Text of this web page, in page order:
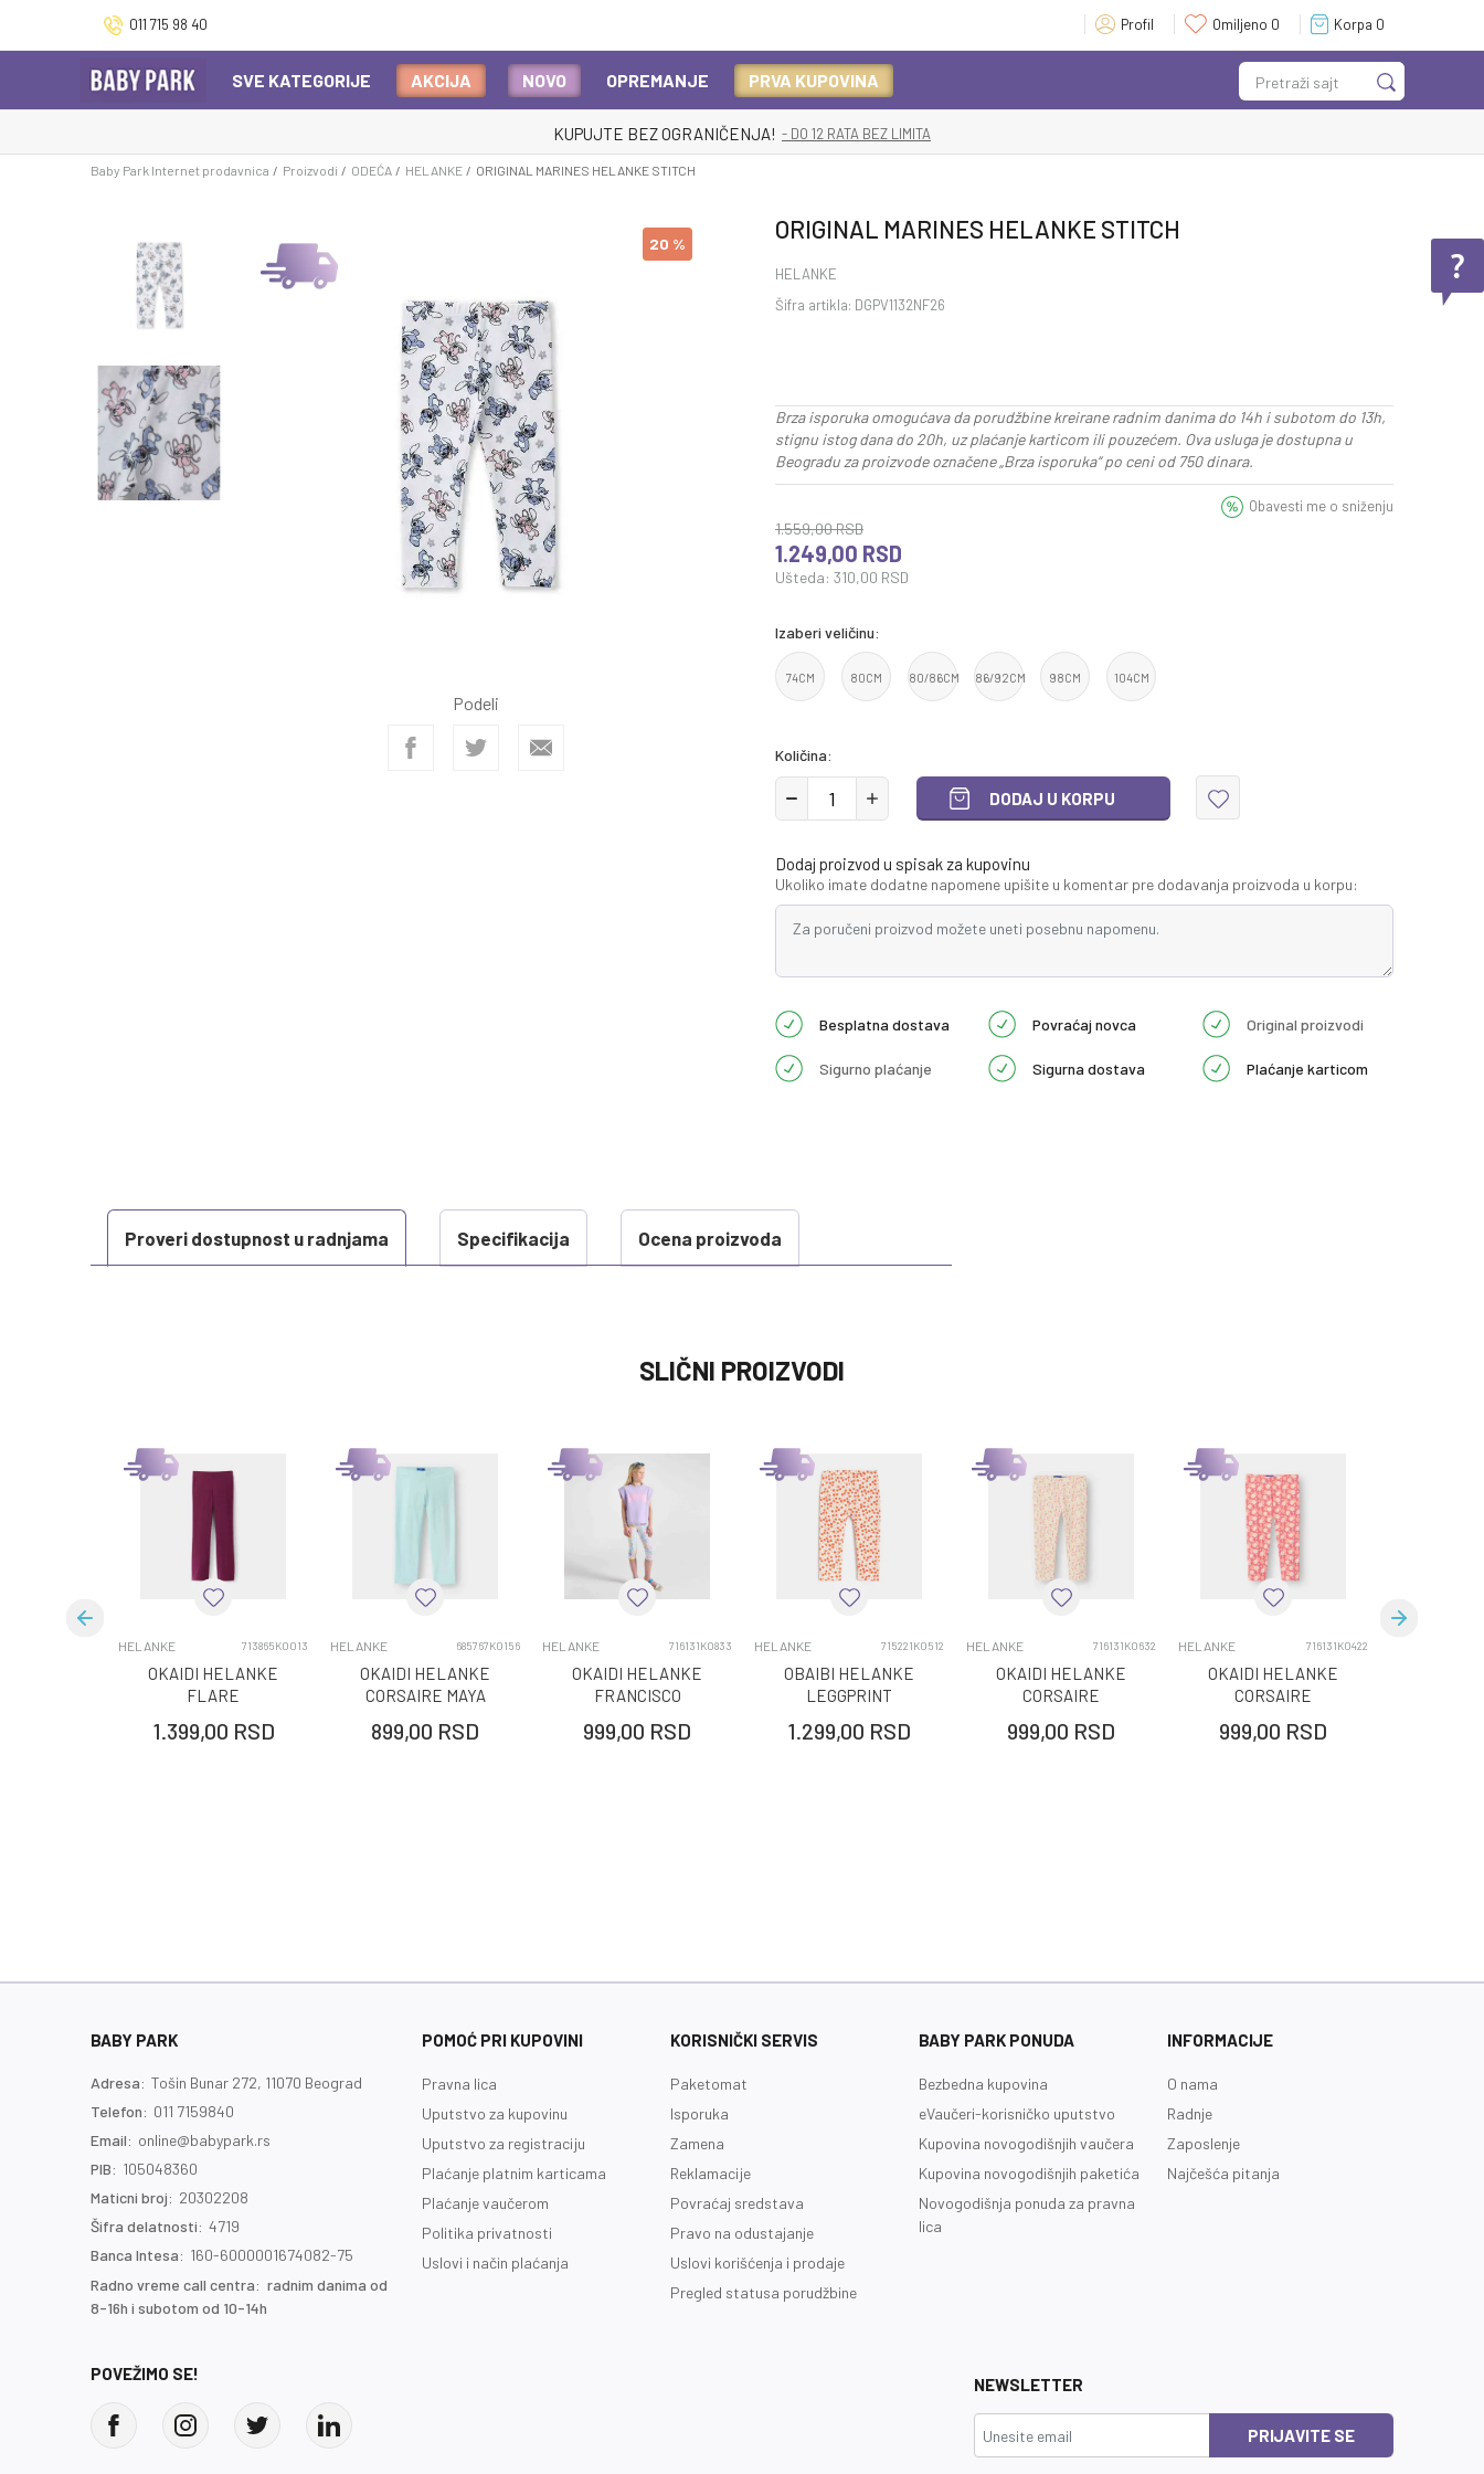
011 715 98 40 Profil Omiljeno 0 Korpa 0
Pretraži sajt
SVE KATEGORIJE AKCIJA NOVO OPREMANJE PRVA KUPOVINA
KUPUJTE BEZ OGRANIČENJA! - DO 12 RATA BEZ LIMITA
Baby Park Internet prodavnica Proizvodi ODEĆA HELANKE ORIGINAL MARINES HELANKE STITCH
20 %
Podeli
ORIGINAL MARINES HELANKE STITCH
HELANKE
Šifra artikla: DGPV1132NF26
Brza isporuka omogućava da porudžbine kreirane radnim danima do 14h i subotom do 13h,
stignu istog dana do 20h, uz plaćanje karticom ili pouzećem. Ova usluga je dostupna u
Beogradu za proizvode označene „Brza isporuka“ po ceni od 750 dinara.
1.559,00RSD
1.249,00 RSD
Ušteda: 310,00 RSD
Obavesti me o sniženju
Izaberi veličinu:
74CM 80CM 80/86CM 86/92CM 98CM 104CM
Količina:
DODAJ U KORPU
Dodaj proizvod u spisak za kupovinu
Ukoliko imate dodatne napomene upišite u komentar pre dodavanja proizvoda u korpu:
Besplatna dostava Povraćaj novca Original proizvodi
Sigurno plaćanje Sigurna dostava Plaćanje karticom
Proveri dostupnost u radnjama Specifikacija Ocena proizvoda
Brend ORIGINAL MARINES
Kategorija
PROLECE/LETO 2026
Pol DEVOJČICE
0-36 MESECI, 2-9 GODINA
SLIČNI PROIZVODI
HELANKE 713865K0013
OKAIDI HELANKE
FLARE
1.399,00 RSD
HELANKE 685767K0156
OKAIDI HELANKE
CORSAIRE MAYA
899,00 RSD
HELANKE 716131K0833
OKAIDI HELANKE
FRANCISCO
999,00 RSD
HELANKE 715221K0512
OBAIBI HELANKE
LEGGPRINT
1.299,00 RSD
HELANKE 716131K0632
OKAIDI HELANKE
CORSAIRE
999,00 RSD
HELANKE 716131K0422
OKAIDI HELANKE
CORSAIRE
999,00 RSD
BABY PARK
Adresa: Tošin Bunar 272, 11070 Beograd
Telefon: 011 7159840
Email: online@babypark.rs
PIB: 105048360
Maticni broj: 20302208
Šifra delatnosti: 4719
Banca Intesa: 160-6000001674082-75
Radno vreme call centra: radnim danima od
8-16h i subotom od 10-14h
POMOĆ PRI KUPOVINI
Pravna lica
Uputstvo za kupovinu
Uputstvo za registraciju
Plaćanje platnim karticama
Plaćanje vaučerom
Politika privatnosti
Uslovi i način plaćanja
KORISNIČKI SERVIS
Paketomat
Isporuka
Zamena
Reklamacije
Povraćaj sredstava
Pravo na odustajanje
Uslovi korišćenja i prodaje
Pregled statusa porudžbine
BABY PARK PONUDA
Bezbedna kupovina
eVaučeri-korisničko uputstvo
Kupovina novogodišnjih vaučera
Kupovina novogodišnjih paketića
Novogodišnja ponuda za pravna
lica
INFORMACIJE
O nama
Radnje
Zaposlenje
Najčešća pitanja
POVEŽIMO SE!
NEWSLETTER
PRIJAVITE SE